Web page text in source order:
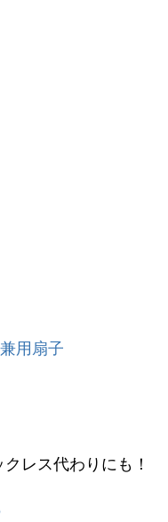
用扇子
レス代わりにも！